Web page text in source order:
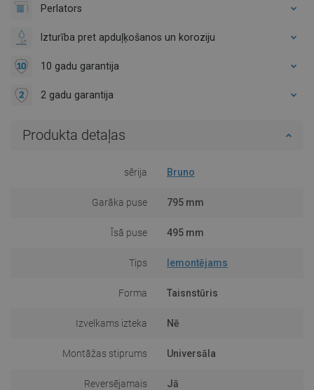
Perlators
Izturība pret apduļķošanos un koroziju
10 gadu garantija
2 gadu garantija
Produkta detaļas
sērija Bruno
Garāka puse 795 mm
Īsā puse 495 mm
Tips Iemontējams
Forma Taisnstūris
Izvelkams izteka Nē
Montāžas stiprums Universāla
Reversējamais Jā